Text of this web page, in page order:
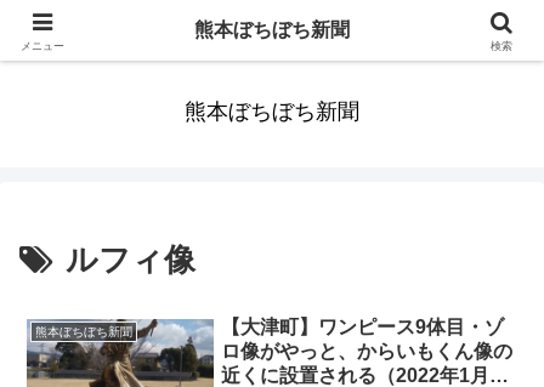
みんなまだ気づかずすごしていたんだわ。ずっといっしょに歩いてゆけるっ
熊本ぼちぼち新聞
ルフィ像
熊本ぼちぼち新聞
【大津町】ワンピース9体目・ゾ
ロ像がやっと、からいもくん像の
近くに設置される（2022年1月）
メニュー
熊本ぼちぼち新聞
検索